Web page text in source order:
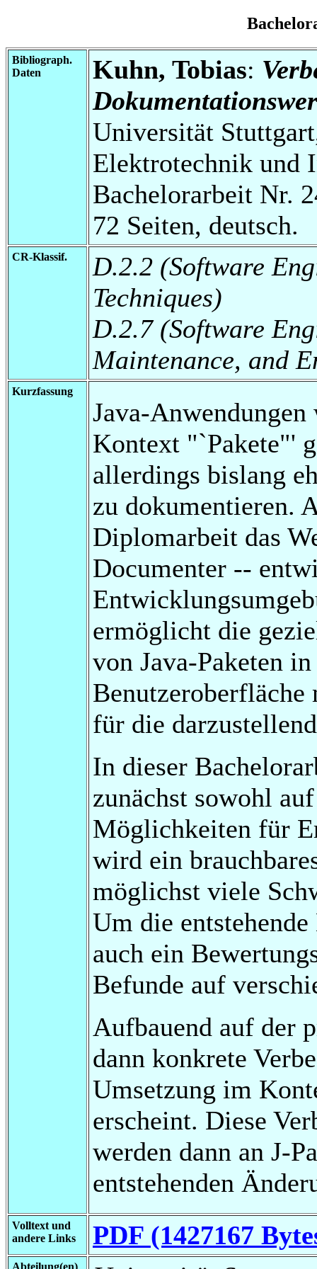
Bibliograph.
Daten
Kuhn, Tobias:
Universität
Elektrotechnik und
Bachelorarbeit Nr.
72 Seiten, deutsch.
CR-Klassif.
D.2.2 (Software
Techniques)
D.2.7 (Software
Maintenance, and
Kurzfassung
Java-
Kontext "`Pakete"'
allerdings bislang
zu dokumentieren.
Diplomarbeit das
Documenter --
ermöglicht die
von Java-Paketen
für die
In dieser
zunächst sowohl
Möglichkeiten für
wird ein
möglichst viele
Um die
auch ein
Befunde auf
Aufbauend auf der
dann konkrete
Umsetzung im
erscheint. Diese
werden dann an J-
entstehenden
Volltext und
andere Links
PDF (1427167
Abteilung(en)